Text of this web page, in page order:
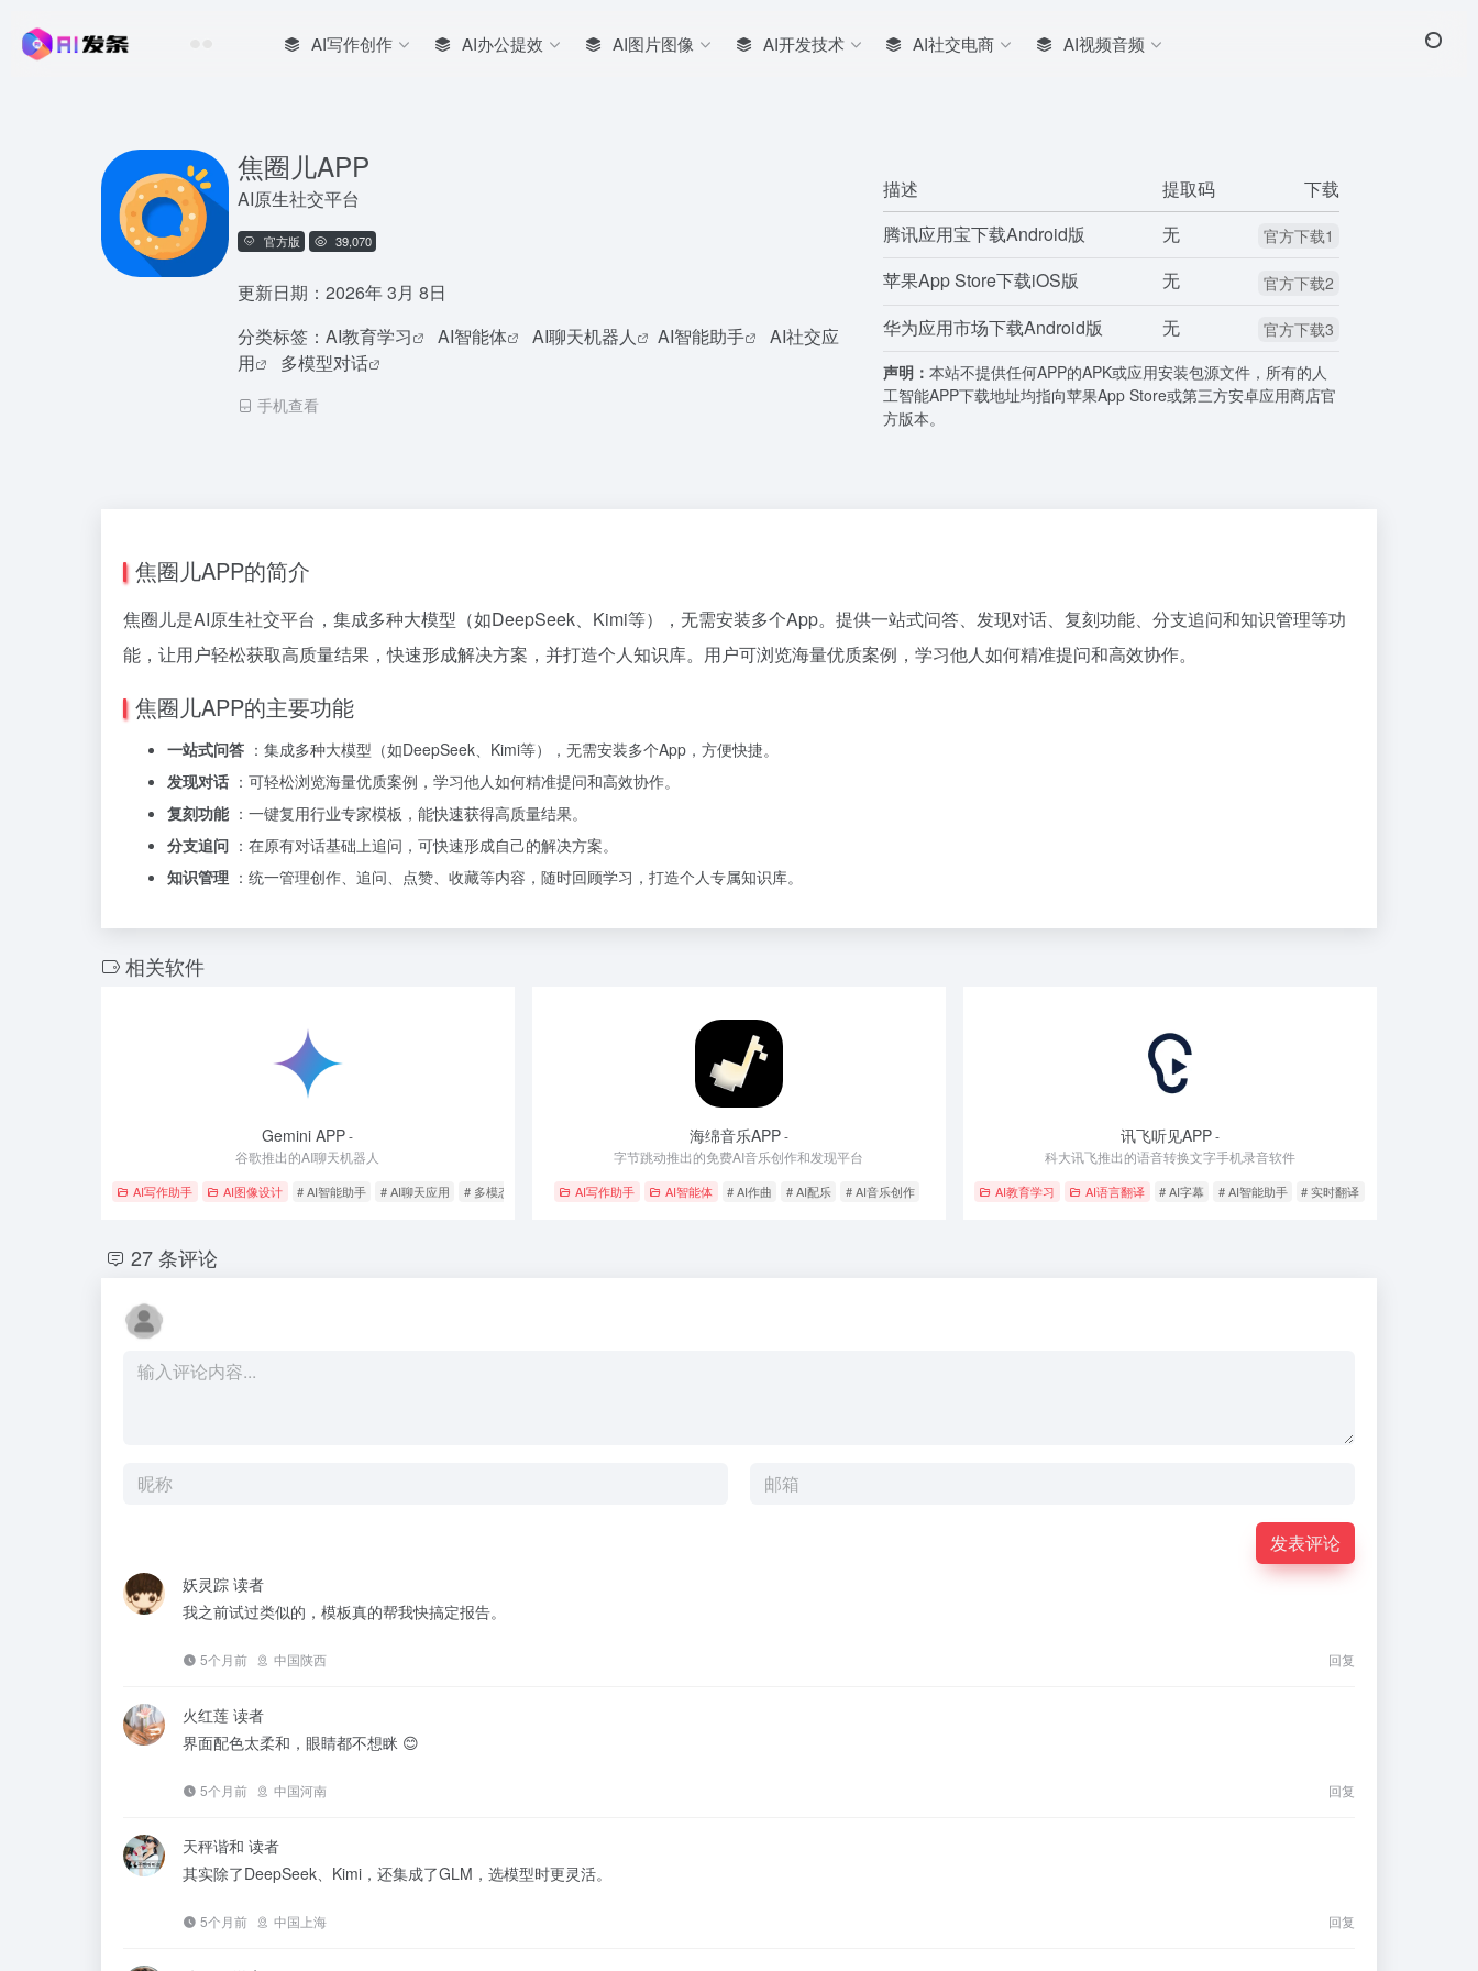
AI写作创作 AI办公提效 AI图片图像 AI开发技术 AI社交电商 AI视频音频
焦圈儿APP
AI原生社交平台
官方版 39,070
更新日期：2026年 3月 8日
分类标签：AI教育学习 AI智能体 AI聊天机器人 AI智能助手
AI社交应
用
多模型对话
手机查看
描述 提取码
下载
腾讯应用宝下载Android版
无 官方下载1
苹果App Store下载iOS版 无 官方下载2
华为应用市场下载Android版 无
官方下载3
声明： 本站不提供任何APP的APK或应用安装包源文件，所有的人
工智能APP下载地址均指向苹果App Store或第三方安卓应用商店官
方版本。
焦圈儿APP的简介
焦圈儿是AI原生社交平台，集成多种大模型（如DeepSeek、Kimi等），无需安装多个App。提供一站式问答、发现对话、复刻功能、分支追问和知识管理等功
能，让用户轻松获取高质量结果，快速形成解决方案，并打造个人知识库。用户可浏览海量优质案例，学习他人如何精准提问和高效协作。
焦圈儿APP的主要功能
一站式问答 ：集成多种大模型（如DeepSeek、Kimi等），无需安装多个App，方便快捷。
发现对话 ：可轻松浏览海量优质案例，学习他人如何精准提问和高效协作。
复刻功能：一键复用行业专家模板，能快速获得高质量结果。
分支追问 ：在原有对话基础上追问，可快速形成自己的解决方案。
知识管理 ：统一管理创作、追问、点赞、收藏等内容，随时回顾学习，打造个人专属知识库。
相关软件
Gemini APP-
谷歌推出的AI聊天机器人
AI写作助手 AI图像设计 # AI智能助手 # AI聊天应用 # 多模态交互
海绵音乐APP-
字节跳动推出的免费AI音乐创作和发现平台
AI写作助手 AI智能体 # AI作曲 # AI配乐 # AI音乐创作
讯飞听见APP-
科大讯飞推出的语音转换文字手机录音软件
AI教育学习 AI语言翻译 # AI字幕 # AI智能助手 # 实时翻译
27 条评论
发表评论
妖灵踪 读者
我之前试过类似的，模板真的帮我快搞定报告。
5个月前 中国陕西 回复
火红莲 读者
界面配色太柔和，眼睛都不想眯 😊
5个月前 中国河南 回复
天秤谐和 读者
其实除了DeepSeek、Kimi，还集成了GLM，选模型时更灵活。
5个月前 中国上海 回复